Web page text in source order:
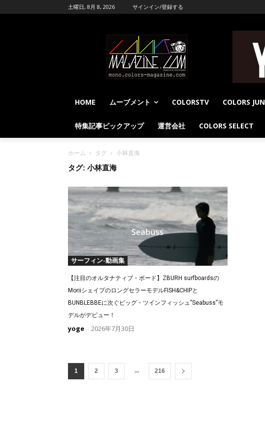
土曜日, 8月 8, 2026 サインイン/登録する
HOME ムーブメント COLORSTV COLORS
特集記事ピックアップ 運営会社 COLORS SELECT
ホーム タグ
小林直海
タグ: 小林直海
サーフィン-動画集
【注目のオルタナティブ・ボード】ZBURH surfboardsの
MoriiシェイプのロングセラーモデルFISH&CHIPと
BUNBLEBBEに次ぐビッグ・ツインフィッシュ”Seabuss”モ
デルがデビュー！
yoge - 2026年7月30日
1 2 3 ... 216